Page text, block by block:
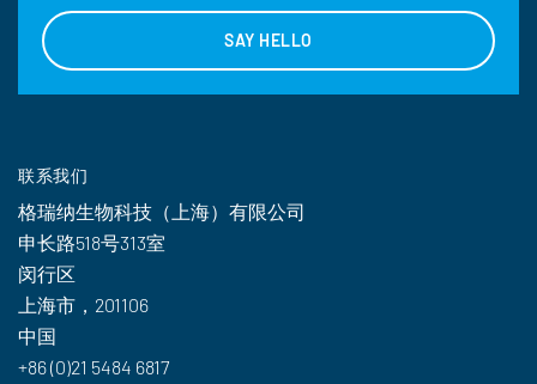
SAY HELLO
联系我们
格瑞纳生物科技（上海）有限公司
申长路518号313室
闵行区
上海市，201106
中国
+86 (0)21 5484 6817